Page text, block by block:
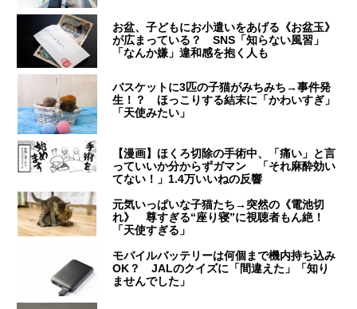
お盆、子どもにお小遣いをあげる《お盆玉》
が広まっている？ SNS「知らない風習」
「なんか嫌」違和感を抱く人も
バスケットに3匹の子猫がみちみち→事件発
生！？ ほっこりする結末に「かわいすぎ」
「天使みたい」
【漫画】ほくろ切除の手術中、「痛い」と言
っていいか分からずガマン 「それ麻酔効い
てない！」1.4万いいねの反響
元気いっぱいな子猫たち→突然の《電池切
れ》 尊すぎる“座り寝”に視聴者もん絶！
「天使すぎる」
モバイルバッテリーは何個まで機内持ち込み
OK？ JALのクイズに「間違えた」「知り
ませんでした」